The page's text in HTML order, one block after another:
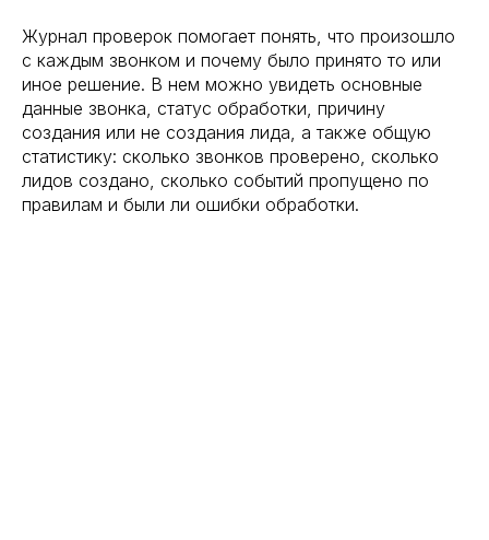
Журнал проверок помогает понять, что произошло
с каждым звонком и почему было принято то или
иное решение. В нем можно увидеть основные
данные звонка, статус обработки, причину
создания или не создания лида, а также общую
статистику: сколько звонков проверено, сколько
лидов создано, сколько событий пропущено по
правилам и были ли ошибки обработки.